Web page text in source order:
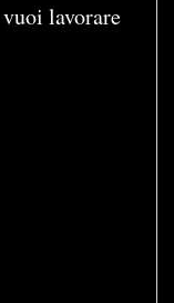
lavorare